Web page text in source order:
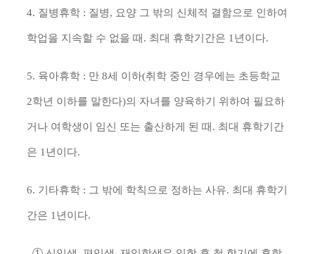
4. 질병휴학 : 질병, 요양 그 밖의 신체적 결함으로 인하여
학업을 지속할 수 없을 때. 최대 휴학기간은 1년이다.
5. 육아휴학 : 만 8세 이하(취학 중인 경우에는 초등학교
2학년 이하를 말한다)의 자녀를 양육하기 위하여 필요하
거나 여학생이 임신 또는 출산하게 된 때. 최대 휴학기간
은 1년이다.
6. 기타휴학 : 그 밖에 학칙으로 정하는 사유. 최대 휴학기
간은 1년이다.